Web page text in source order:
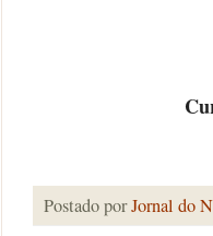
Postado porJornal do